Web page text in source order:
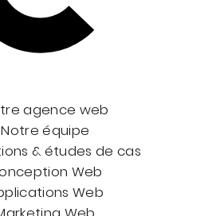
agence web
Notre équipe
& études de cas
Web
Web